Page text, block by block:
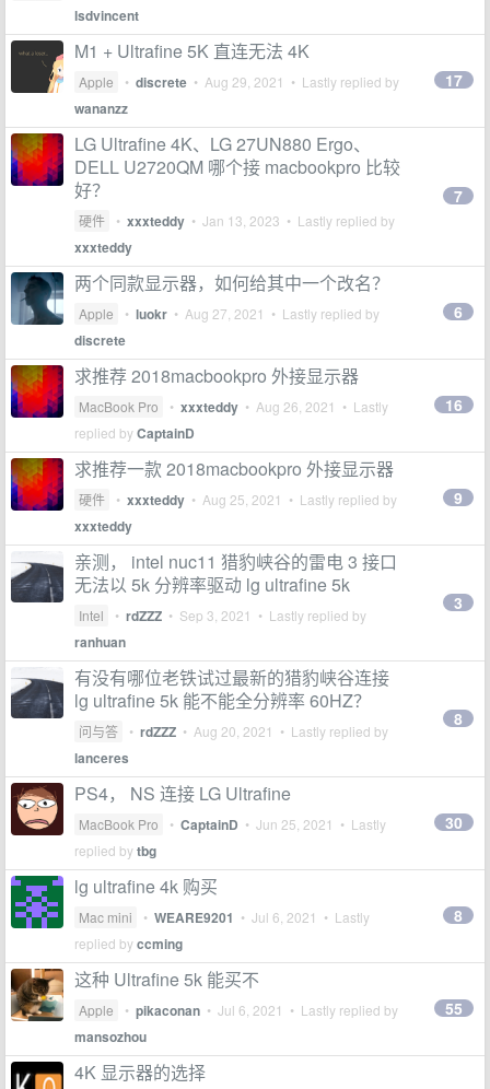
lsdvincent
M1 + Ultrafine 5K 直连无法 4K
Apple • discrete • Aug 29, 2021 • Lastly replied by
wananzz
17
LG Ultrafine 4K、LG 27UN880 Ergo、
DELL U2720QM 哪个接 macbookpro 比较
好？
硬件 • xxxteddy • Jan 13, 2023 • Lastly replied by
xxxteddy
7
两个同款显示器，如何给其中一个改名？
Apple • luokr • Aug 27, 2021 • Lastly replied by
discrete
6
求推荐 2018macbookpro 外接显示器
MacBook Pro • xxxteddy • Aug 26, 2021 • Lastly
replied byCaptainD
16
求推荐一款 2018macbookpro 外接显示器
硬件 • xxxteddy • Aug 25, 2021 • Lastly replied by
xxxteddy
9
亲测， intel nuc11 猎豹峡谷的雷电 3 接口
无法以 5k 分辨率驱动 lg ultrafine 5k
Intel • rdZZZ • Sep 3, 2021 • Lastly replied by
ranhuan
3
有没有哪位老铁试过最新的猎豹峡谷连接
lg ultrafine 5k 能不能全分辨率 60HZ？
问与答 • rdZZZ • Aug 20, 2021 • Lastly replied by
lanceres
8
PS4， NS 连接 LG Ultrafine
MacBook Pro • CaptainD • Jun 25, 2021 • Lastly
replied bytbg
30
lg ultrafine 4k 购买
Mac mini • WEARE9201 • Jul 6, 2021 • Lastly
replied byccming
8
这种 Ultrafine 5k 能买不
Apple • pikaconan • Jul 6, 2021 • Lastly replied by
mansozhou
55
4K 显示器的选择